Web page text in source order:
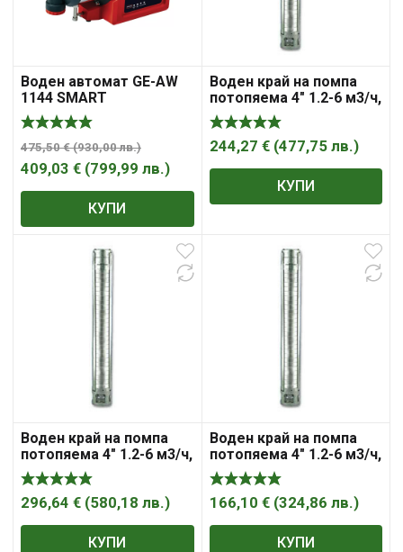
Воден автомат GE-AW
1144 SMART
475,50€ (930,00лв.)
409,03 € (799,99 лв.)
КУПИ
Воден край на помпа
потопяема 4″ 1.2-6 м3/ч,
112-45 м, 98 мм, 400 V,
4SP20-4/WE
244,27 € (477,75 лв.)
КУПИ
Воден край на помпа
потопяема 4″ 1.2-6 м3/ч,
162-63 м, 98 мм, 400 V,
4SP30-4/WE
296,64 € (580,18 лв.)
КУПИ
Воден край на помпа
потопяема 4″ 1.2-6 м3/ч,
44-17 м, 98 мм, 220 V,
4SP07-4/WE
166,10 € (324,86 лв.)
КУПИ